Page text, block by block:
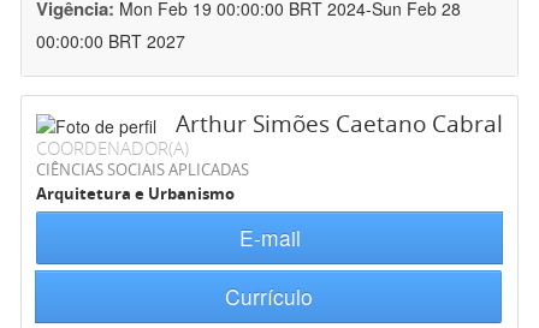
Vigência: Mon Feb 19 00:00:00 BRT 2024-Sun Feb 28
00:00:00 BRT 2027
Arthur Simões Caetano Cabral
COORDENADOR(A)
CIÊNCIAS SOCIAIS APLICADAS
Arquitetura e Urbanismo
E-mail
Currículo